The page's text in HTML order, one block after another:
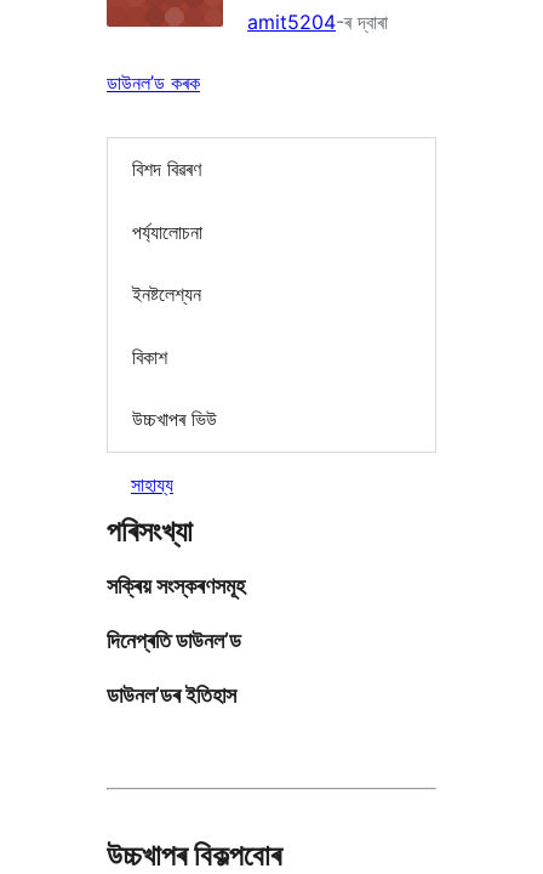
amit5204-ৰ দ্বাৰা
ডাউনল’ড কৰক
বিশদ বিৱৰণ
পৰ্য্যালোচনা
ইনষ্টলেশ্যন
বিকাশ
উচ্চখাপৰ ভিউ
সাহায্য
পৰিসংখ্যা
সক্ৰিয় সংস্কৰণসমূহ
দিনেপ্ৰতি ডাউনল’ড
ডাউনল’ডৰ ইতিহাস
উচ্চখাপৰ বিকল্পবোৰ